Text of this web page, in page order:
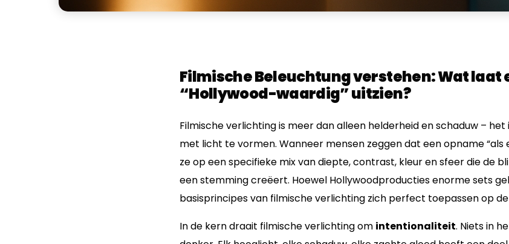
Filmische Beleuchtung verstehen: Wat laat
“Hollywood-waardig” uitzien?
Filmische verlichting is meer dan alleen helderheid en schaduw –
met licht te vormen. Wanneer mensen zeggen dat een opname “als
ze op een specifieke mix van diepte, contrast, kleur en sfeer die de
een stemming creëert. Hoewel Hollywoodproducties enorme sets
basisprincipes van filmische verlichting zich perfect toepassen op de
In de kern draait filmische verlichting om intentionaliteit. Niets in